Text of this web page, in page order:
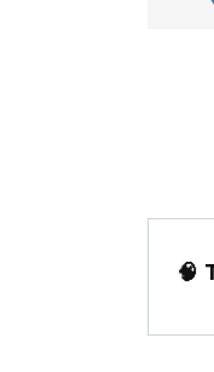
🧠